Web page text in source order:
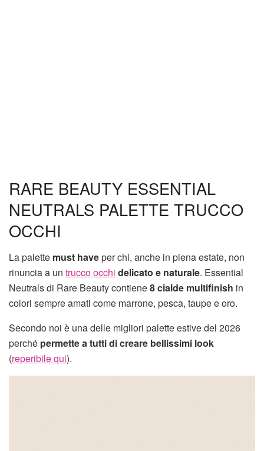
RARE BEAUTY ESSENTIAL
NEUTRALS PALETTE TRUCCO
OCCHI
La palette must haveper chi, anche in piena estate, non
rinuncia a un trucco occhi delicato e naturale. Essential
Neutrals di Rare Beauty contiene8 cialde multifinish in
colori sempre amati come marrone, pesca, taupe e oro.
Secondo noi è una delle migliori palette estive del 2026
perché permette a tutti di creare bellissimi look
(reperibile qui).